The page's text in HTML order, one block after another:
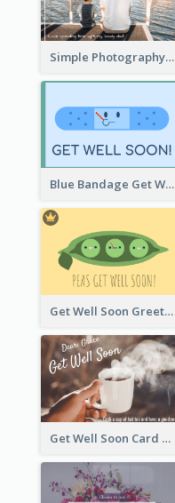
Simple Photography Father's Day Celebration Card
Blue Bandage Get Well Soon Card
Get Well Soon Greeting Card
Get Well Soon Card